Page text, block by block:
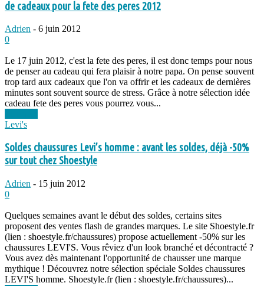
de cadeaux pour la fete des peres 2012
Adrien - 6 juin 2012
0
Le 17 juin 2012, c'est la fete des peres, il est donc temps pour nous
de penser au cadeau qui fera plaisir à notre papa. On pense souvent
trop tard aux cadeaux que l'on va offrir et les cadeaux de dernières
minutes sont souvent source de stress. Grâce à notre sélection idée
cadeau fete des peres vous pourrez vous...
Levi's
Soldes chaussures Levi’s homme : avant les soldes, déjà -50%
sur tout chez Shoestyle
Adrien - 15 juin 2012
0
Quelques semaines avant le début des soldes, certains sites
proposent des ventes flash de grandes marques. Le site Shoestyle.fr
(lien : shoestyle.fr/chaussures) propose actuellement -50% sur les
chaussures LEVI'S. Vous rêviez d'un look branché et décontracté ?
Vous avez dès maintenant l'opportunité de chausser une marque
mythique ! Découvrez notre sélection spéciale Soldes chaussures
LEVI'S homme. Shoestyle.fr (lien : shoestyle.fr/chaussures)...